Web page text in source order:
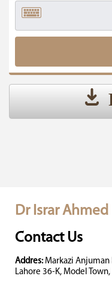
Dr Israr Ahmed
Contact Us
Addres: Markazi Anjuman
Lahore 36-K, Model Town,